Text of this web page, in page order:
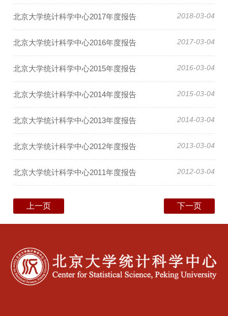
2018-03-04
北京大学统计科学中心2017年度报告
2017-03-04
北京大学统计科学中心2016年度报告
2016-03-04
北京大学统计科学中心2015年度报告
2015-03-04
北京大学统计科学中心2014年度报告
2014-03-04
北京大学统计科学中心2013年度报告
2013-03-04
北京大学统计科学中心2012年度报告
2012-03-04
北京大学统计科学中心2011年度报告
上一页 下一页